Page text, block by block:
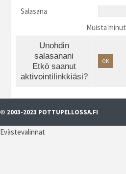
Salasana
Muista minut
Unohdin
salasanani
Etkö saanut
aktivointilinkkiäsi?
OK
© 2003-2023 POTTUPELLOSSA.FI
Evästevalinnat